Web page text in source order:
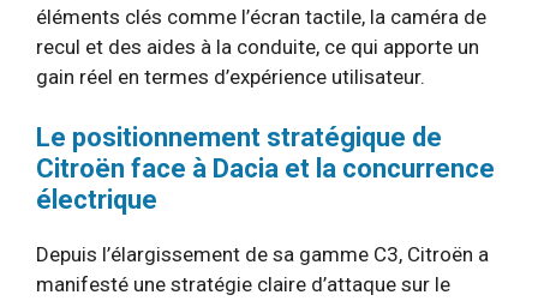
éléments clés comme l’écran tactile, la caméra de
recul et des aides à la conduite, ce qui apporte un
gain réel en termes d’expérience utilisateur.
Le positionnement stratégique de
Citroën face à Dacia et la concurrence
électrique
Depuis l’élargissement de sa gamme C3, Citroën a
manifesté une stratégie claire d’attaque sur le